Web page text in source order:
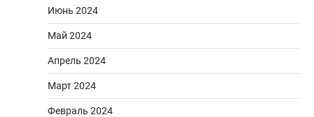
Июнь 2024
Май 2024
Апрель 2024
Март 2024
Февраль 2024